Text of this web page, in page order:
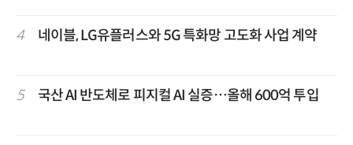
4 네이블, LG유플러스와 5G 특화망 고도화 사업 계약
5 국산 AI 반도체로 피지컬 AI 실증…올해 600억 투입